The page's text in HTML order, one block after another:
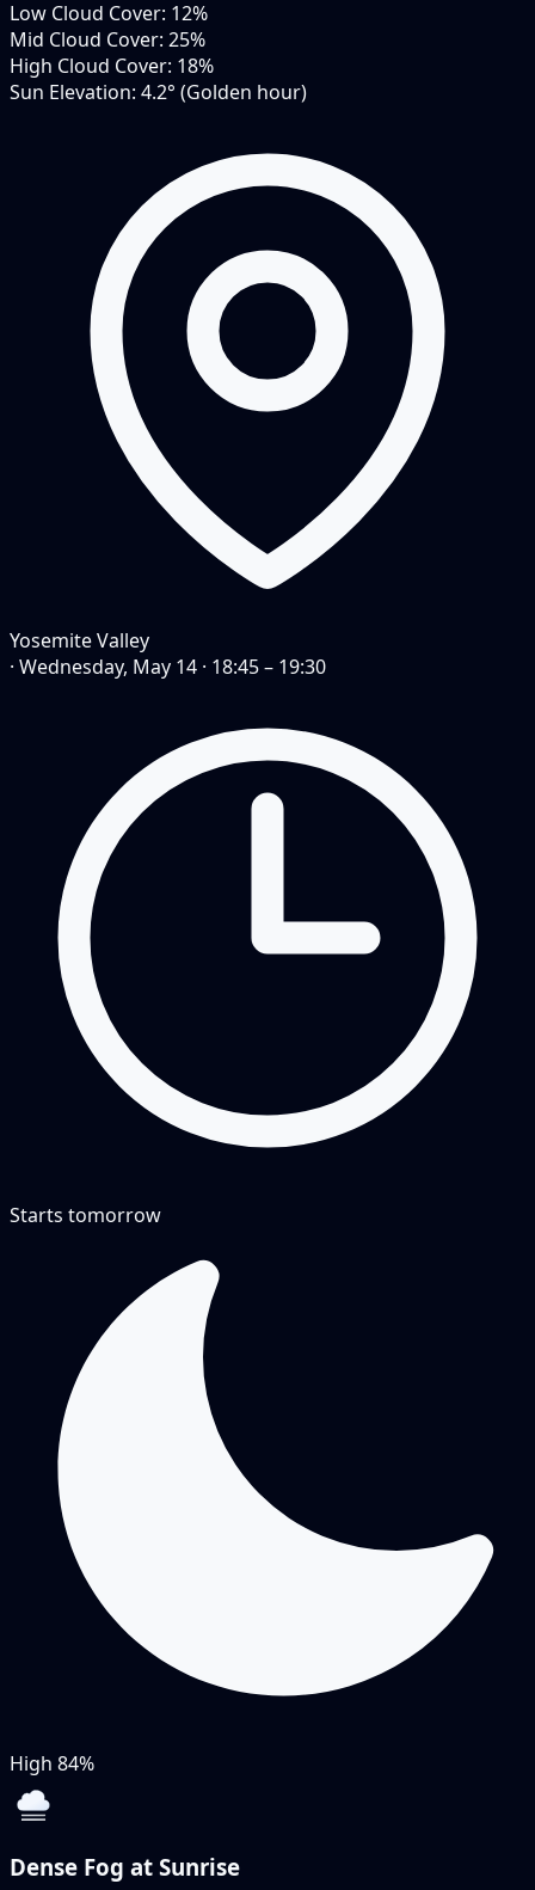
Low Cloud Cover: 12%
Mid Cloud Cover: 25%
High Cloud Cover: 18%
Sun Elevation: 4.2° (Golden hour)
Yosemite Valley
· Wednesday, May 14 · 18:45 – 19:30
Starts tomorrow
High 84%
Dense Fog at Sunrise